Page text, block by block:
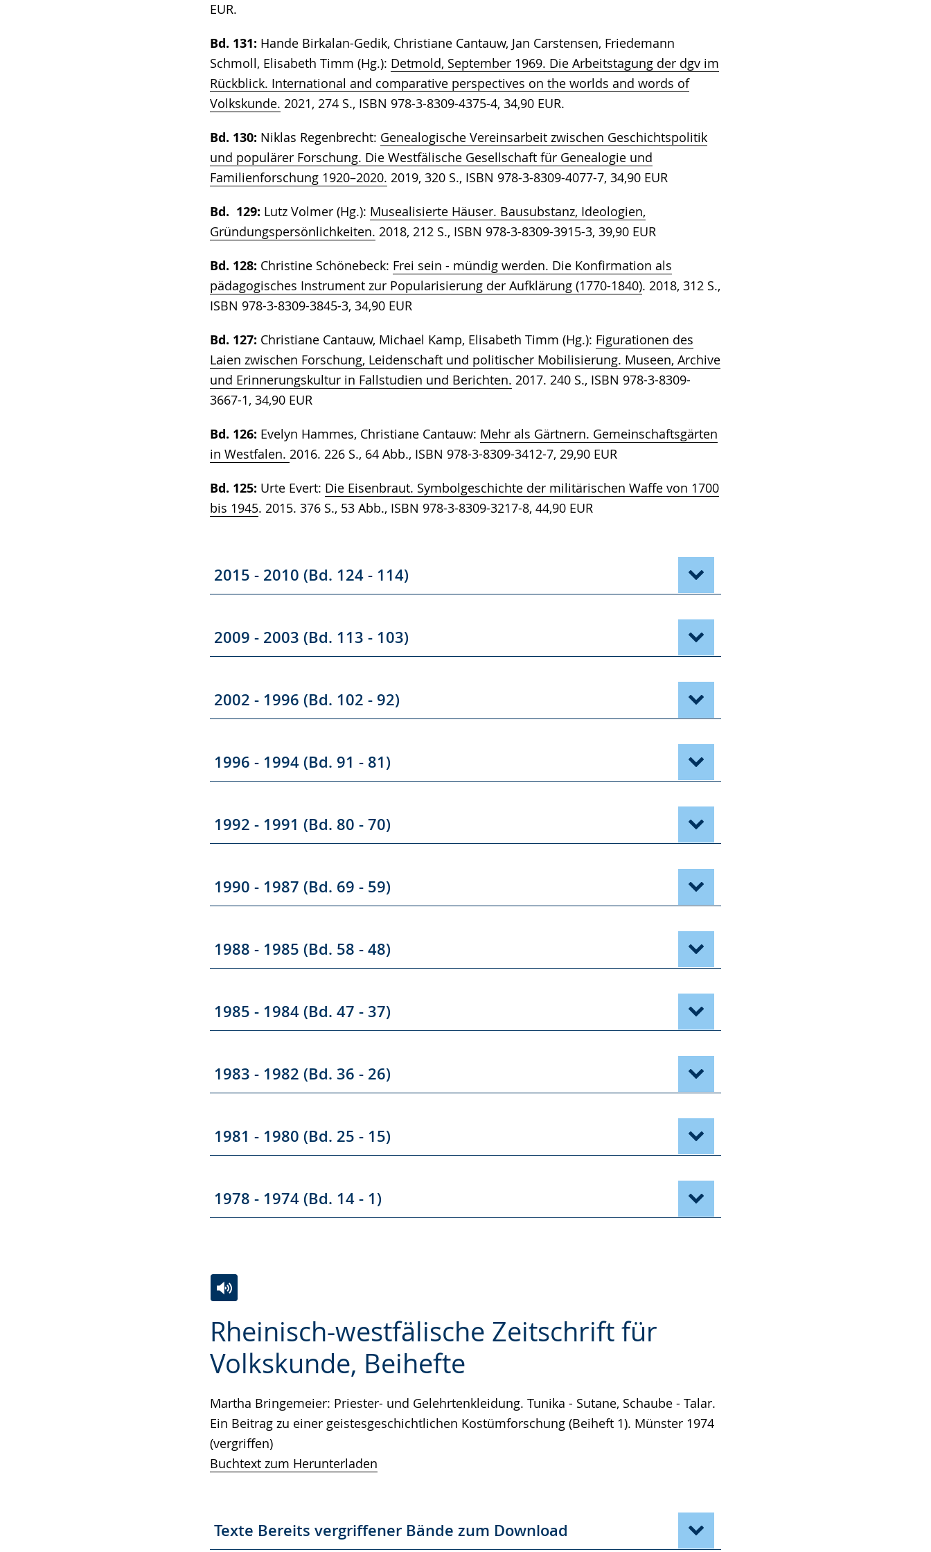
EUR.
Bd. 131: Hande Birkalan-Gedik, Christiane Cantauw, Jan Carstensen, Friedemann
Schmoll, Elisabeth Timm (Hg.): Detmold, September 1969. Die Arbeitstagung der dgv im
Rückblick. International and comparative perspectives on the worlds and words of
Volkskunde. 2021, 274 S., ISBN 978-3-8309-4375-4, 34,90 EUR.
Bd. 130: Niklas Regenbrecht: Genealogische Vereinsarbeit zwischen Geschichtspolitik
und populärer Forschung. Die Westfälische Gesellschaft für Genealogie und
Familienforschung 1920–2020. 2019, 320 S., ISBN 978-3-8309-4077-7, 34,90 EUR
Bd. 129: Lutz Volmer (Hg.): Musealisierte Häuser. Bausubstanz, Ideologien,
Gründungspersönlichkeiten. 2018, 212 S., ISBN 978-3-8309-3915-3, 39,90 EUR
Bd. 128: Christine Schönebeck: Frei sein - mündig werden. Die Konfirmation als
pädagogisches Instrument zur Popularisierung der Aufklärung (1770-1840). 2018, 312 S.,
ISBN 978-3-8309-3845-3, 34,90 EUR
Bd. 127: Christiane Cantauw, Michael Kamp, Elisabeth Timm (Hg.): Figurationen des
Laien zwischen Forschung, Leidenschaft und politischer Mobilisierung. Museen, Archive
und Erinnerungskultur in Fallstudien und Berichten. 2017. 240 S., ISBN 978-3-8309-
3667-1, 34,90 EUR
Bd. 126: Evelyn Hammes, Christiane Cantauw: Mehr als Gärtnern. Gemeinschaftsgärten
in Westfalen. 2016. 226 S., 64 Abb., ISBN 978-3-8309-3412-7, 29,90 EUR
Bd. 125: Urte Evert: Die Eisenbraut. Symbolgeschichte der militärischen Waffe von 1700
bis 1945. 2015. 376 S., 53 Abb., ISBN 978-3-8309-3217-8, 44,90 EUR
wird
2015 - 2010 (Bd. 124 - 114)
2009 - 2003 (Bd. 113 - 103)
2002 - 1996 (Bd. 102 - 92)
1996 - 1994 (Bd. 91 - 81)
1992 - 1991 (Bd. 80 - 70)
1990 - 1987 (Bd. 69 - 59)
1988 - 1985 (Bd. 58 - 48)
1985 - 1984 (Bd. 47 - 37)
1983 - 1982 (Bd. 36 - 26)
1981 - 1980 (Bd. 25 - 15)
1978 - 1974 (Bd. 14 - 1)
Rheinisch-westfälische Zeitschrift für
Volkskunde, Beihefte
Martha Bringemeier: Priester- und Gelehrtenkleidung. Tunika - Sutane, Schaube - Talar.
Ein Beitrag zu einer geistesgeschichtlichen Kostümforschung (Beiheft 1). Münster 1974
(vergriffen)
Buchtext zum Herunterladen
Leichten
Sprache
wechseln.
Audio-
Unterstützung.
Video
in
Deutscher
wird
angezeigt.
Texte Bereits vergriffener Bände zum Download